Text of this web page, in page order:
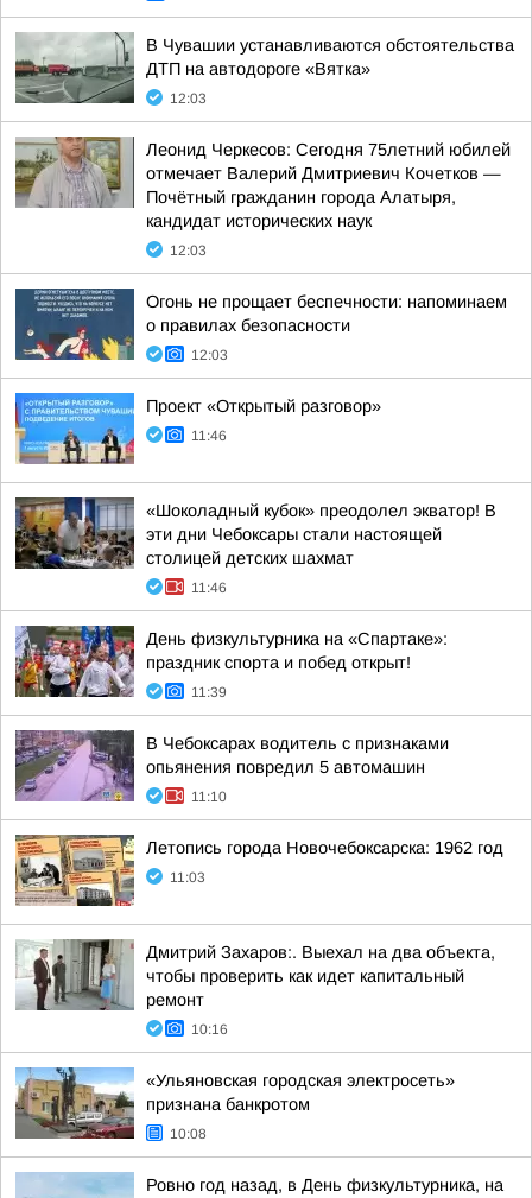
В Чувашии устанавливаются обстоятельства
ДТП на автодороге «Вятка»
12:03
Леонид Черкесов: Сегодня 75летний юбилей
отмечает Валерий Дмитриевич Кочетков —
Почётный гражданин города Алатыря,
кандидат исторических наук
12:03
Огонь не прощает беспечности: напоминаем
о правилах безопасности
12:03
Проект «Открытый разговор»
11:46
«Шоколадный кубок» преодолел экватор! В
эти дни Чебоксары стали настоящей
столицей детских шахмат
11:46
День физкультурника на «Спартаке»:
праздник спорта и побед открыт!
11:39
В Чебоксарах водитель с признаками
опьянения повредил 5 автомашин
11:10
Летопись города Новочебоксарска: 1962 год
11:03
Дмитрий Захаров:. Выехал на два объекта,
чтобы проверить как идет капитальный
ремонт
10:16
«Ульяновская городская электросеть»
признана банкротом
10:08
Ровно год назад, в День физкультурника, на